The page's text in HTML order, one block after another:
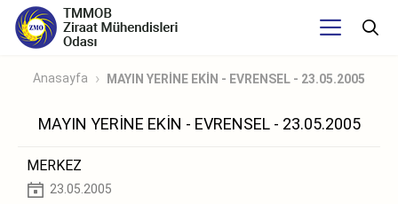
Anasayfa MAYIN YERİNE EKİN - EVRENSEL - 23.05.2005
MAYIN YERİNE EKİN - EVRENSEL - 23.05.2005
MERKEZ
23.05.2005